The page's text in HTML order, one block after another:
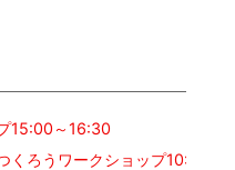
15:00～16:30
くろうワークショップ10:00～